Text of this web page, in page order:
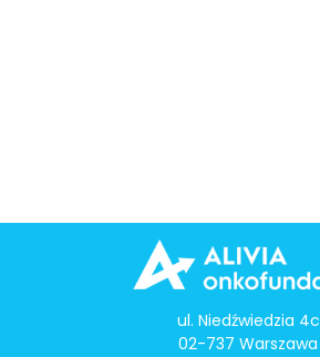
ul. Niedźwiedzia 4c
02-737 Warszawa